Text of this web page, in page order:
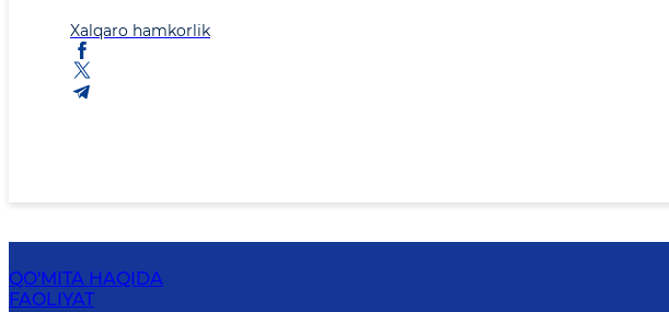
Xalqaro hamkorlik
QO'MITA HAQIDA
FAOLIYAT